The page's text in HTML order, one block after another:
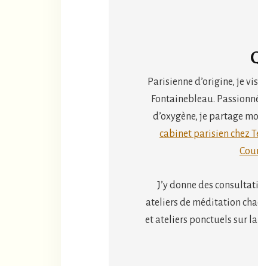
Parisienne d’origine, je
Fontainebleau.
d’oxygène, je partage
cabinet parisien chez
J’y donne des
ateliers de méditation
et ateliers ponctuels sur